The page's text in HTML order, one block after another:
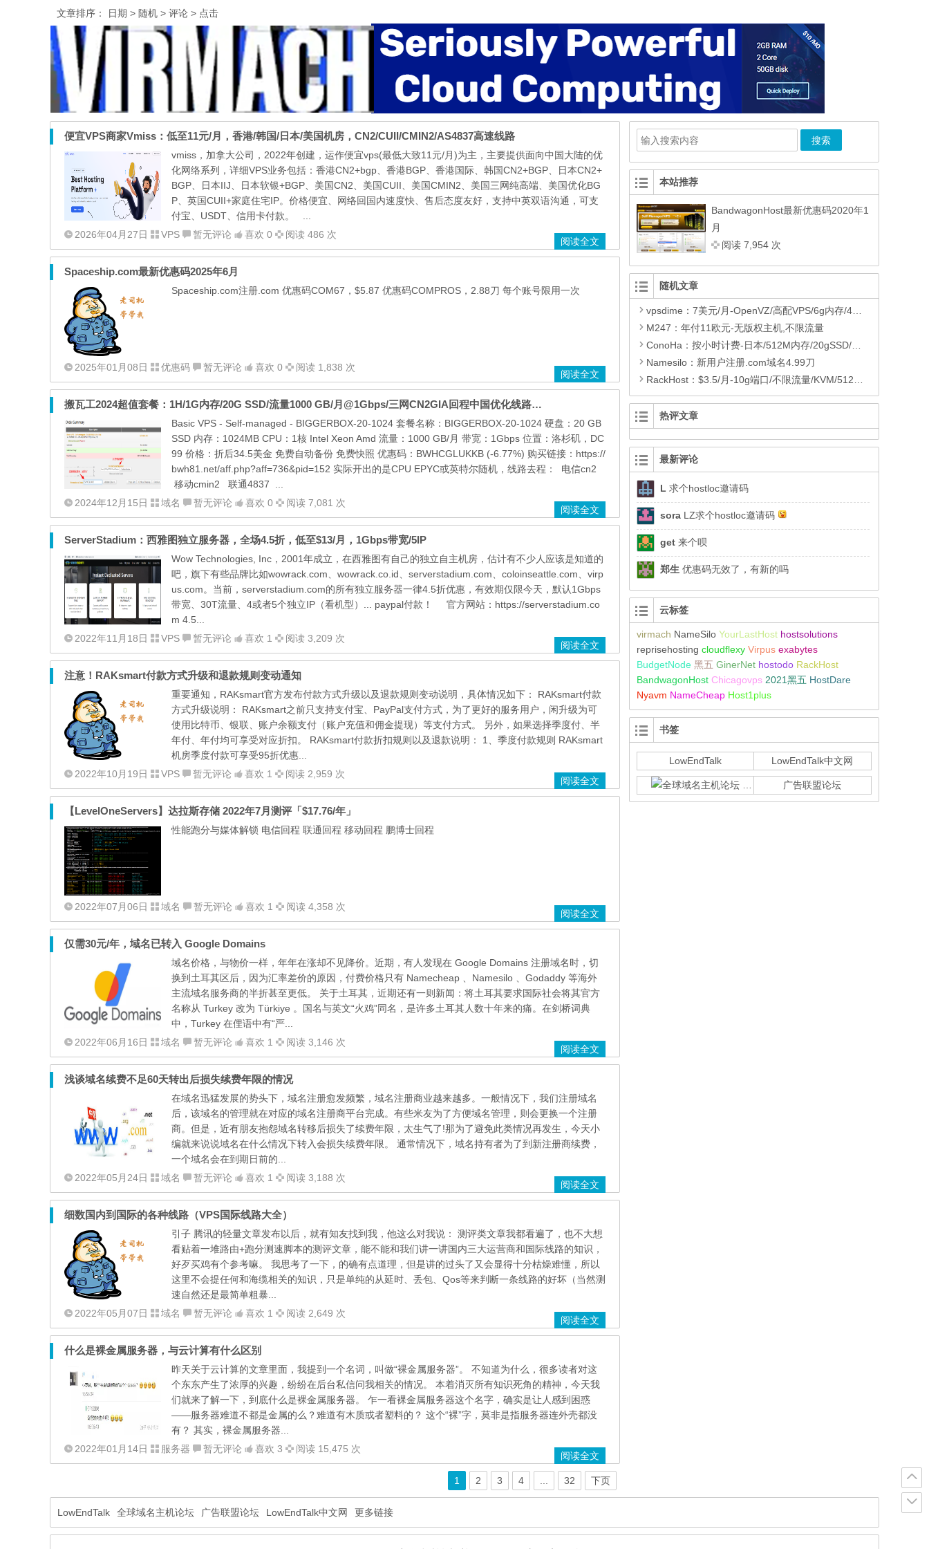
文章排序： 日期 > 随机 > 评论 > 点击
便宜VPS商家Vmiss：低至11元/月，香港/韩国/日本/美国机房，CN2/CUII/CMIN2/AS4837高速线路
vmiss，加拿大公司，2022年创建，运作便宜vps(最低大致11元/月)为主，主要提供面向中国大陆的优
化网络系列，详细VPS业务包括：香港CN2+bgp、香港BGP、香港国际、韩国CN2+BGP、日本CN2+
BGP、日本IIJ、日本软银+BGP、美国CN2、美国CUII、美国CMIN2、美国三网纯高端、美国优化BG
P、英国CUII+家庭住宅IP。价格便宜、网络回国内速度快、售后态度友好，支持中英双语沟通，可支
付宝、USDT、信用卡付款。 ...
2026年04月27日
VPS 暂无评论 喜欢 0 阅读 486 次
阅读全文
Spaceship.com最新优惠码2025年6月
Spaceship.com注册.com 优惠码COM67，$5.87 优惠码COMPROS，2.88刀 每个账号限用一次
2025年01月08日 优惠码 暂无评论 喜欢 0 阅读 1,838 次
阅读全文
搬瓦工2024超值套餐：1H/1G内存/20G SSD/流量1000 GB/月@1Gbps/三网CN2GIA回程中国优化线路，仅需34.5美元/年
Basic VPS - Self-managed - BIGGERBOX-20-1024 套餐名称：BIGGERBOX-20-1024 硬盘：20 GB
SSD 内存：1024MB CPU：1核 Intel Xeon Amd 流量：1000 GB/月 带宽：1Gbps 位置：洛杉矶，DC
99 价格：折后34.5美金 免费自动备份 免费快照 优惠码：BWHCGLUKKB (-6.77%) 购买链接：https://
bwh81.net/aff.php?aff=736&pid=152 实际开出的是CPU EPYC或英特尔随机，线路去程： 电信cn2
移动cmin2 联通4837 ...
2024年12月15日
域名 暂无评论 喜欢 0 阅读 7,081 次
阅读全文
ServerStadium：西雅图独立服务器，全场4.5折，低至$13/月，1Gbps带宽/5IP
Wow Technologies, Inc，2001年成立，在西雅图有自己的独立自主机房，估计有不少人应该是知道的
吧，旗下有些品牌比如wowrack.com、wowrack.co.id、serverstadium.com、coloinseattle.com、virp
us.com。当前，serverstadium.com的所有独立服务器一律4.5折优惠，有效期仅限今天，默认1Gbps
带宽、30T流量、4或者5个独立IP（看机型）... paypal付款！ 官方网站：https://serverstadium.co
m 4.5...
2022年11月18日
VPS 暂无评论 喜欢 1 阅读 3,209 次
阅读全文
注意！RAKsmart付款方式升级和退款规则变动通知
重要通知，RAKsmart官方发布付款方式升级以及退款规则变动说明，具体情况如下： RAKsmart付款
方式升级说明： RAKsmart之前只支持支付宝、PayPal支付方式，为了更好的服务用户，闲升级为可
使用比特币、银联、账户余额支付（账户充值和佣金提现）等支付方式。 另外，如果选择季度付、半
年付、年付均可享受对应折扣。 RAKsmart付款折扣规则以及退款说明： 1、季度付款规则 RAKsmart
机房季度付款可享受95折优惠...
2022年10月19日
VPS 暂无评论 喜欢 1 阅读 2,959 次
阅读全文
【LevelOneServers】达拉斯存储 2022年7月测评「$17.76/年」
性能跑分与媒体解锁 电信回程 联通回程 移动回程 鹏博士回程
2022年07月06日 域名 暂无评论 喜欢 1 阅读 4,358 次
阅读全文
仅需30元/年，域名已转入 Google Domains
域名价格，与物价一样，年年在涨却不见降价。近期，有人发现在 Google Domains 注册域名时，切
换到土耳其区后，因为汇率差价的原因，付费价格只有 Namecheap 、Namesilo 、Godaddy 等海外
主流域名服务商的半折甚至更低。 关于土耳其，近期还有一则新闻：将土耳其要求国际社会将其官方
名称从 Turkey 改为 Türkiye 。国名与英文“火鸡”同名，是许多土耳其人数十年来的痛。在剑桥词典
中，Turkey 在俚语中有“严...
2022年06月16日
域名 暂无评论 喜欢 1 阅读 3,146 次
阅读全文
浅谈域名续费不足60天转出后损失续费年限的情况
在域名迅猛发展的势头下，域名注册愈发频繁，域名注册商业越来越多。一般情况下，我们注册域名
后，该域名的管理就在对应的域名注册商平台完成。有些米友为了方便域名管理，则会更换一个注册
商。但是，近有朋友抱怨域名转移后损失了续费年限，太生气了!那为了避免此类情况再发生，今天小
编就来说说域名在什么情况下转入会损失续费年限。 通常情况下，域名持有者为了到新注册商续费，
一个域名会在到期日前的...
2022年05月24日
域名 暂无评论 喜欢 1 阅读 3,188 次
阅读全文
细数国内到国际的各种线路（VPS国际线路大全）
引子 腾讯的轻量文章发布以后，就有知友找到我，他这么对我说： 测评类文章我都看遍了，也不大想
看贴着一堆路由+跑分测速脚本的测评文章，能不能和我们讲一讲国内三大运营商和国际线路的知识，
好歹买鸡有个参考嘛。 我思考了一下，的确有点道理，但是讲的过头了又会显得十分枯燥难懂，所以
这里不会提任何和海缆相关的知识，只是单纯的从延时、丢包、Qos等来判断一条线路的好坏（当然测
速自然还是最简单粗暴...
2022年05月07日
域名 暂无评论 喜欢 1 阅读 2,649 次
阅读全文
什么是裸金属服务器，与云计算有什么区别
昨天关于云计算的文章里面，我提到一个名词，叫做“裸金属服务器”。 不知道为什么，很多读者对这
个东东产生了浓厚的兴趣，纷纷在后台私信问我相关的情况。 本着消灭所有知识死角的精神，今天我
们就来了解一下，到底什么是裸金属服务器。 乍一看裸金属服务器这个名字，确实是让人感到困惑
——服务器难道不都是金属的么？难道有木质或者塑料的？ 这个“裸”字，莫非是指服务器连外壳都没
有？ 其实，裸金属服务器...
2022年01月14日
服务器 暂无评论 喜欢 3 阅读 15,475 次
阅读全文
1 2 3 4 32 下页
本站推荐
BandwagonHost最新优惠码2020年1
月
阅读 7,954 次
随机文章
vpsdime：7美元/月-OpenVZ/高配VPS/6g内存/4核/10G端口/30gSSD
M247：年付11欧元-无版权主机,不限流量
ConoHa：按小时计费-日本/512M内存/20gSSD/不限流量/支付宝
Namesilo：新用户注册.com域名4.99刀
RackHost：$3.5/月-10g端口/不限流量/KVM/512M内存VPS
热评文章
最新评论
L 求个hostloc邀请码
sora LZ求个hostloc邀请码
get 来个呗
郑生 优惠码无效了，有新的吗
云标签
virmach NameSilo YourLastHost hostsolutions
reprisehosting cloudflexy Virpus exabytes
BudgetNode 黑五 GinerNet hostodo RackHost
BandwagonHost Chicagovps 2021黑五 HostDare
Nyavm NameCheap Host1plus
书签
LowEndTalk LowEndTalk中文网
广告联盟论坛
LowEndTalk 全球域名主机论坛 广告联盟论坛 LowEndTalk中文网 更多链接